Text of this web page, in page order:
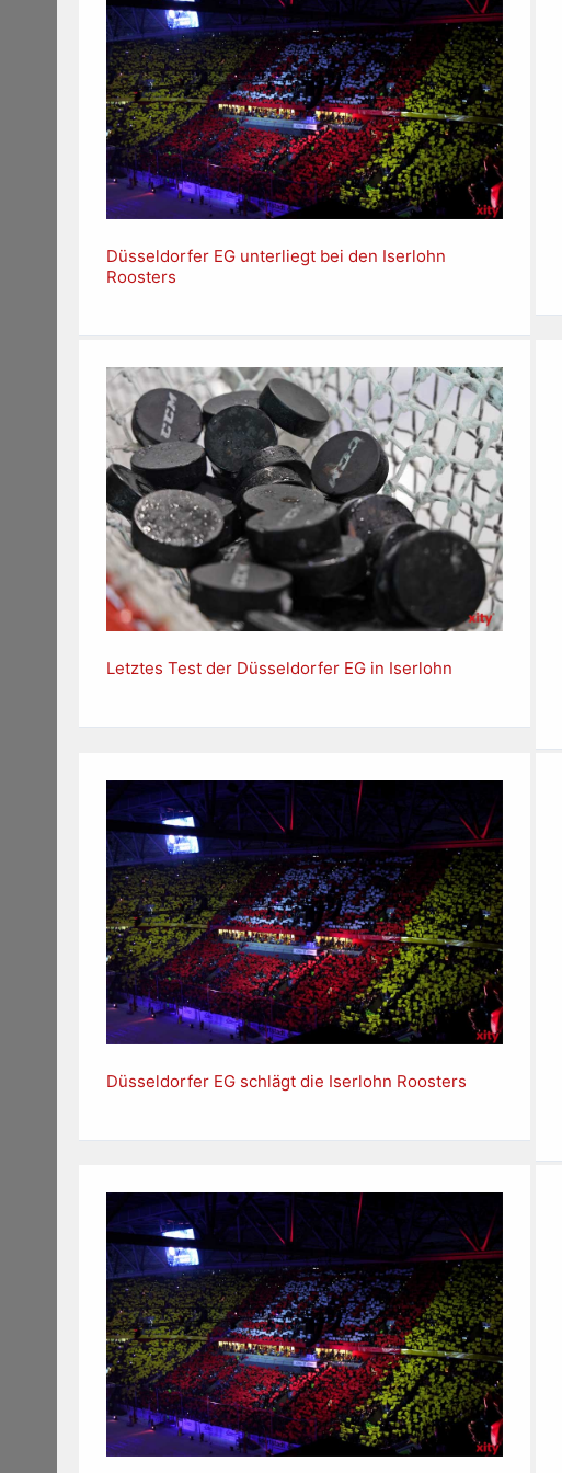
Düsseldorfer EG unterliegt bei den Iserlohn
Roosters
Letztes Test der Düsseldorfer EG in Iserlohn
Düsseldorfer EG schlägt die Iserlohn Roosters